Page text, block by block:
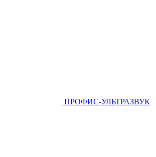
ПРОФИС-УЛЬТРАЗВУК